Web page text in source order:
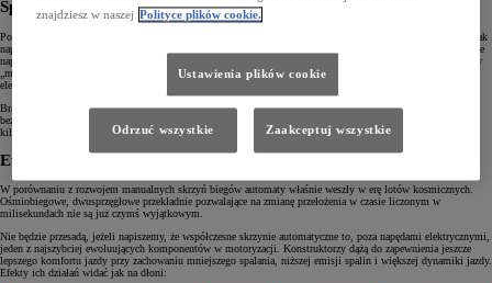
Sprawdzone rozwiązania manualnej skrzyni biegów
Poza dodaniem piątego i szóstego (a w niektórych przypadkach nawet siódmego) biegu, manualna skrzynia tak
naprawdę nie zmieniła się od lat siedemdziesiątych XX wieku. Wciąż jest wyposażona w sprzęgło rozłączające
napęd i dźwignię, dzięki której kierowca może wybrać najbardziej dogodne przełożenie. Jeżeli coś psuje się w
„manualu”, najczęściej jest to właśnie sprzęgło, uznawane, podobnie jak klocki hamulcowe czy filtry, za
element eksploatacyjny naszego pojazdu. Z jego wymianą powinien poradzić sobie praktycznie każdy serwis.
Brak innowacji sprawia, że manualna skrzynia biegów ma opinię niezwykle wytrzymałej i praktycznie
bezobsługowej konstrukcji. Niestety, oznacza także, że komfort jazdy właściwie nie różni się od tego sprzed
kilku dziesięcioleci i w głównej mierze zależy od umiejętności kierowcy.
Ewolucja technologiczna
W porównaniu z rozwojem manualnych skrzyń biegów automaty właśnie weszły w erę lotów kosmicznych.
Ośmiobiegowe, dwusprzęgłowe przekładnie pozwalające na zmianę przełożenia w czasie liczonym w
milisekundach nie są już czymś wyjątkowym.
Nie będzie przesadą, jeżeli napiszemy, że współczesne skrzynie automatyczne to, poza napędami elektrycznymi,
jeden z najszybciej ewoluujących komponentów w motoryzacji. Konstruktorzy dążą do zapewnienia jeszcze
lepszego komfortu jazdy przy zachowaniu mniejszego spalania, niższej emisji spalin i większej dynamiki jazdy.
Efekty ich działań widać jak na dłoni:
znajdziesz w naszej Polityce plików cookie.
Ustawienia plików cookie
Odrzuć wszystkie Zaakceptuj wszystkie